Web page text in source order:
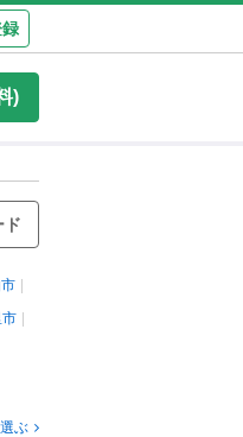
)
ド
ぶ